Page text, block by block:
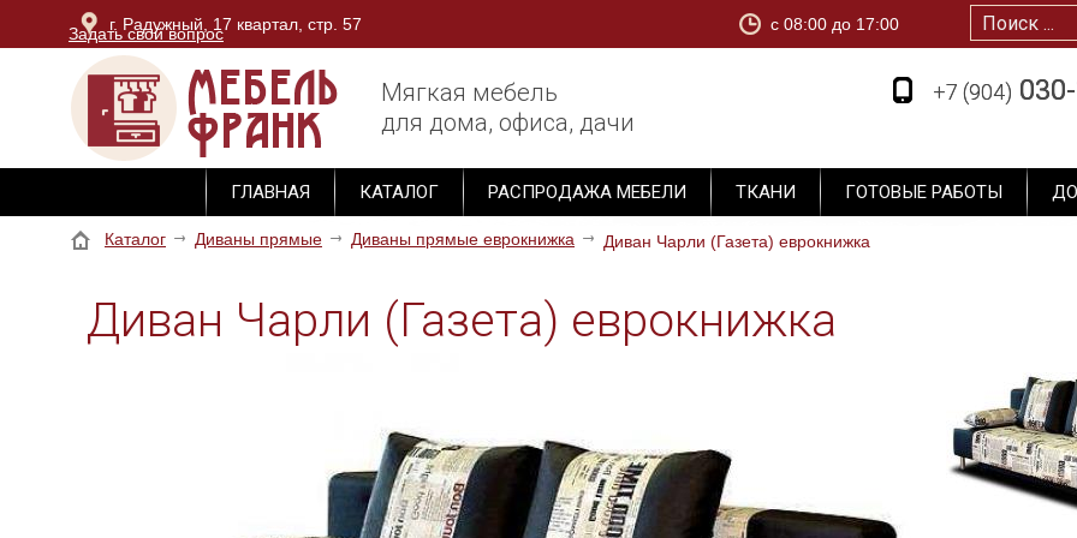
Задать свой вопрос
г. Радужный, 17 квартал, стр. 57
г. Владимир, ОТК Тандем, блок Юг, 3 этаж, секция М-1
c 08:00 до 17:00
Мягкая мебель
для дома, офиса, дачи
+7 (904)
+7 (904)
ГЛАВНАЯ КАТАЛОГ РАСПРОДАЖА МЕБЕЛИ ТКАНИ ГОТОВЫЕ РАБОТЫ
Каталог Диваны прямые Диваны прямые еврокнижка Диван Чарли (Газета) еврокнижка
Диван Чарли (Газета) еврокнижка